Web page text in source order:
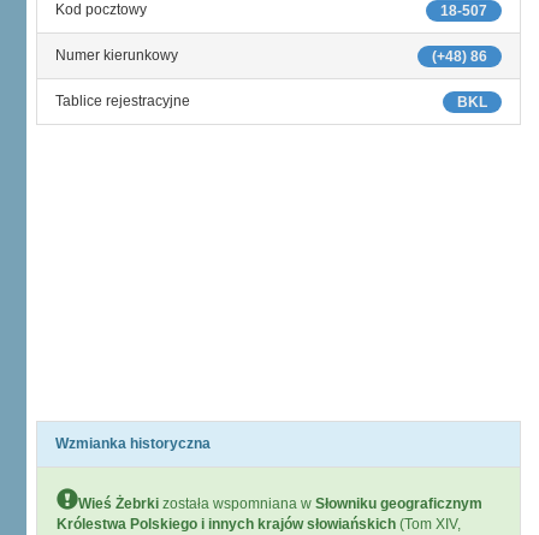
18-507
Kod pocztowy
(+48) 86
Numer kierunkowy
BKL
Tablice rejestracyjne
Wzmianka historyczna
Wieś Żebrki została wspomniana w Słowniku geograficznym
Królestwa Polskiego i innych krajów słowiańskich (Tom XIV,